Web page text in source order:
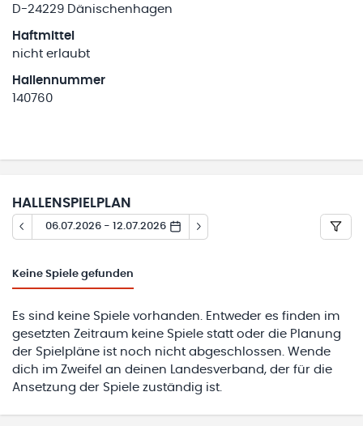
D-24229 Dänischenhagen
Haftmittel
nicht erlaubt
Hallennummer
140760
HALLENSPIELPLAN
06.07.2026 - 12.07.2026
Keine Spiele gefunden
Es sind keine Spiele vorhanden. Entweder es finden im
gesetzten Zeitraum keine Spiele statt oder die Planung
der Spielpläne ist noch nicht abgeschlossen. Wende
dich im Zweifel an deinen Landesverband, der für die
Ansetzung der Spiele zuständig ist.